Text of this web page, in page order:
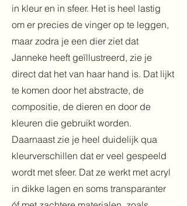
in kleur en in sfeer. Het is heel lastig
om er precies de vinger op te leggen,
maar zodra je een dier ziet dat
Janneke heeft geïllustreerd, zie je
direct dat het van haar hand is. Dat lijkt
te komen door het abstracte, de
compositie, de dieren en door de
kleuren die gebruikt worden.
Daarnaast zie je heel duidelijk qua
kleurverschillen dat er veel gespeeld
wordt met sfeer. Dat ze werkt met acryl
in dikke lagen en soms transparanter